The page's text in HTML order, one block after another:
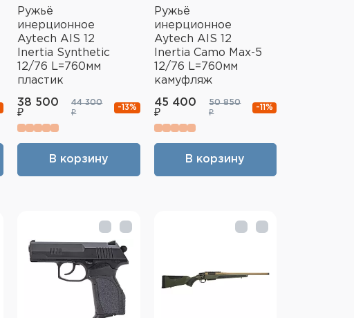
Ружьё
инерционное
Aytech AIS 12
Inertia Synthetic
12/76 L=760мм
пластик
38 500
₽
44 300
₽
-13%
В корзину
Ружьё
инерционное
Aytech AIS 12
Inertia Camo Max-5
12/76 L=760мм
камуфляж
45 400
₽
50 850
₽
-11%
В корзину